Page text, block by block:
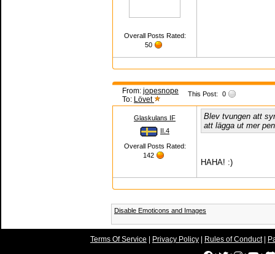
Overall Posts Rated:
50
From: jopesnope
To: Lövet
This Post: 0
Glaskulans IF
II.4
Overall Posts Rated:
142
Blev tvungen att
att lägga ut mer
HAHA! :)
Disable Emoticons and Images
Terms Of Service Privacy Policy Rules of Conduct|